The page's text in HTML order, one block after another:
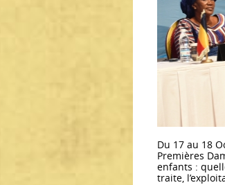
Du 17 au 18
Premières
enfants :
traite,